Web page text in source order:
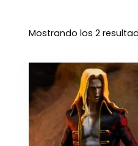
Mostrando los 2